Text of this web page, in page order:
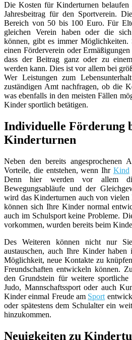
Die Kosten für Kinderturnen
Jahresbeitrag für den Sportverein.
Bereich von 50 bis 100 Euro. Für
gleichen Verein haben oder die
können, gibt es immer Möglichkeiten.
einen Förderverein oder
dass der Beitrag ganz oder zu
werden kann. Dies ist vor allem bei
Wer Leistungen zum
zuständigen Amt nachfragen, ob die
was ebenfalls in den meisten Fällen
Kinder sportlich betätigen.
Individuelle Förderung
Kinderturnen
Neben den bereits angesprochenen
Vorteile, die entstehen, wenn Ihr Kind
Denn hier werden vor allem
Bewegungsabläufe und der
wird das Kinderturnen auch von
können sich Ihre Kinder normal
auch im Schulsport keine Probleme.
vorkommen, wurden bereits beim
Des Weiteren können nicht nur
austauschen, auch Ihre Kinder
Möglichkeit, neue Kontakte zu
Freundschaften entwickeln können.
den Grundstein für weitere
Judo, Mannschaftssport oder auch
Kinder einmal Freude am Sport
oder spätestens dem Schulalter ein
hinzukommen.
Neuigkeiten zu